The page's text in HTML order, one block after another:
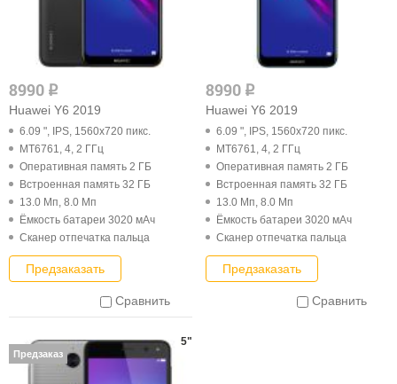
8990 q
Huawei Y6 2019
6.09 ", IPS, 1560x720 пикс.
MT6761, 4, 2 ГГц
Оперативная память 2 ГБ
Встроенная память 32 ГБ
13.0 Мп, 8.0 Мп
Ёмкость батареи 3020 мАч
Cканер отпечатка пальца
Предзаказать
Сравнить
8990 q
Huawei Y6 2019
6.09 ", IPS, 1560x720 пикс.
MT6761, 4, 2 ГГц
Оперативная память 2 ГБ
Встроенная память 32 ГБ
13.0 Мп, 8.0 Мп
Ёмкость батареи 3020 мАч
Cканер отпечатка пальца
Предзаказать
Сравнить
5"
Предзаказ